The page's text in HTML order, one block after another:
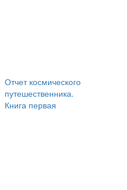
Отчет космического
путешественника.
Книга первая